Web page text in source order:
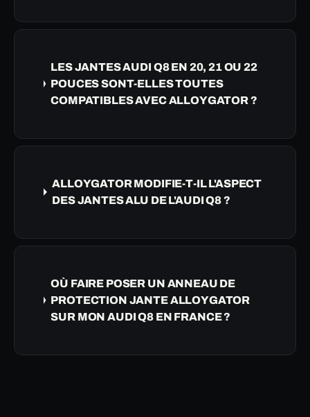
LES JANTES AUDI Q8 EN 20, 21 OU 22
POUCES SONT-ELLES TOUTES
COMPATIBLES AVEC ALLOYGATOR ?
ALLOYGATOR MODIFIE-T-IL L'ASPECT
DES JANTES ALU DE L'AUDI Q8 ?
OÙ FAIRE POSER UN ANNEAU DE
PROTECTION JANTE ALLOYGATOR
SUR MON AUDI Q8 EN FRANCE ?